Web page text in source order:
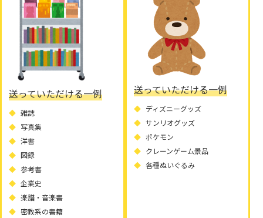
送っていただける一例
雑誌
写真集
洋書
図録
参考書
企業史
楽譜・音楽書
密教系の書籍
送っていただける一例
ディズニーグッズ
サンリオグッズ
ポケモン
クレーンゲーム景品
各種ぬいぐるみ